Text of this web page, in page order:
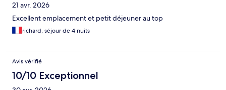
21 avr. 2026
Excellent emplacement et petit déjeuner au top
richard, séjour de 4 nuits
Avis vérifié
10/10 Exceptionnel